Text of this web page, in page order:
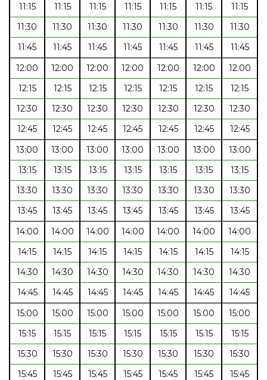
11:15
11:15 11:15 11:15 11:15 11:15
11:15
11:30
11:30 11:30 11:30 11:30 11:30
11:30
11:45
11:45 11:45 11:45 11:45 11:45
11:45
12:00
12:00 12:00 12:00 12:00 12:00
12:00
12:15
12:15 12:15 12:15 12:15 12:15
12:15
12:30
12:30 12:30 12:30 12:30 12:30
12:30
12:45
12:45 12:45 12:45 12:45 12:45
12:45
13:00
13:00 13:00 13:00 13:00 13:00
13:00
13:15
13:15 13:15 13:15 13:15 13:15
13:15
13:30
13:30 13:30 13:30 13:30 13:30
13:30
13:45
13:45 13:45 13:45 13:45 13:45
13:45
14:00
14:00 14:00 14:00 14:00 14:00
14:00
14:15
14:15 14:15 14:15 14:15 14:15
14:15
14:30
14:30 14:30 14:30 14:30 14:30
14:30
14:45
14:45 14:45 14:45 14:45 14:45
14:45
15:00
15:00 15:00 15:00 15:00 15:00
15:00
15:15
15:15 15:15 15:15 15:15 15:15
15:15
15:30
15:30 15:30 15:30 15:30 15:30
15:30
15:45
15:45 15:45 15:45 15:45 15:45
15:45